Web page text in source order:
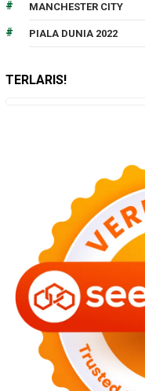
MANCHESTER CITY
PIALA DUNIA 2022
TERLARIS!